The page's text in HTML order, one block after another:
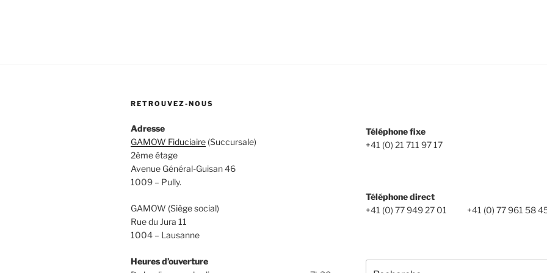
RETROUVEZ-NOUS
Adresse
GAMOW Fiduciaire (Succursale)
2ème étage
Avenue Général-Guisan 46
1009 – Pully.
GAMOW (Siège social)
Rue du Jura 11
1004 – Lausanne
Heures d’ouverture
Téléphone fixe
+41 (0) 21 711 97 17
Téléphone direct
+41 (0) 77 949 27 01 +41 (0) 77 961 58